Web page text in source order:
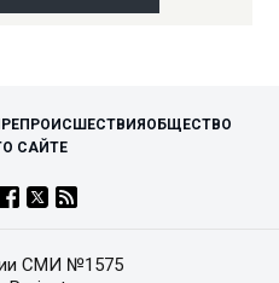
ПРОИСШЕСТВИЯ ОБЩЕСТВО
О САЙТЕ
СМИ №1575